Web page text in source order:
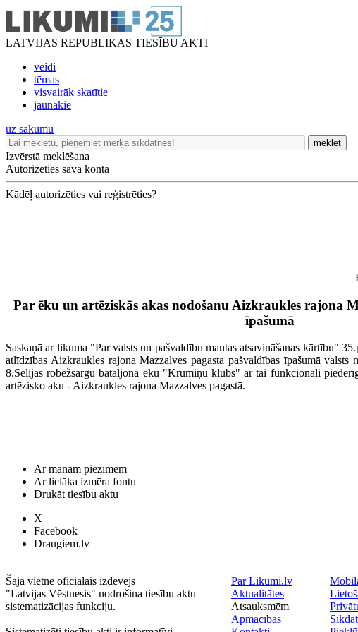
LATVIJAS REPUBLIKAS TIESĪBU AKTI
veidi
tēmas
visvairāk skatītie
jaunākie
uz sākumu
meklēt
Izvērstā meklēšana
Autorizēties savā kontā
Kādēļ autorizēties vai reģistrēties?
Par ēku un artēziskās akas nodošanu Aizkraukles rajona
īpašumā
Saskaņā ar likuma "Par valsts un pašvaldību mantas atsavināšanas kārtību"
atlīdzības Aizkraukles rajona Mazzalves pagasta pašvaldības īpašumā valsts
8.Sēlijas robežsargu bataljona ēku "Krūmiņu klubs" ar tai funkcionāli
artēzisko aku - Aizkraukles rajona Mazzalves pagastā.
Ar manām piezīmēm
Ar lielāka izmēra fontu
Drukāt tiesību aktu
X
Facebook
Draugiem.lv
Šajā vietnē oficiālais izdevējs
"Latvijas Vēstnesis" nodrošina tiesību aktu
sistematizācijas funkciju.
Par Likumi.lv
Aktualitātes
Atsauksmēm
Apmācības